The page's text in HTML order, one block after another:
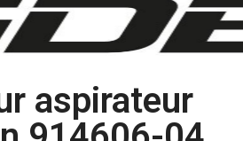
aspirateur